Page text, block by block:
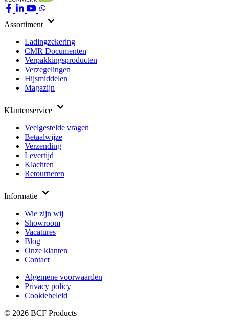
Assortiment
Ladingzekering
CMR Documenten
Verpakkingsproducten
Verzegelingen
Hijsmiddelen
Magazijn
Klantenservice
Veelgestelde vragen
Betaalwijze
Verzending
Levertijd
Klachten
Retourneren
Informatie
Wie zijn wij
Showroom
Vacatures
Blog
Onze klanten
Contact
Algemene voorwaarden
Privacy policy
Cookiebeleid
© 2026 BCF Products